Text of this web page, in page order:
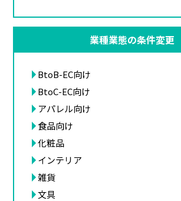
業種業態の条件変更
BtoB-EC向け
BtoC-EC向け
アパレル向け
食品向け
化粧品
インテリア
雑貨
文具